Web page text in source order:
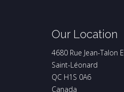
Our Location
4680 Rue Jean-Talon E
Saint-Léonard
QC H1S 0A6
Canada